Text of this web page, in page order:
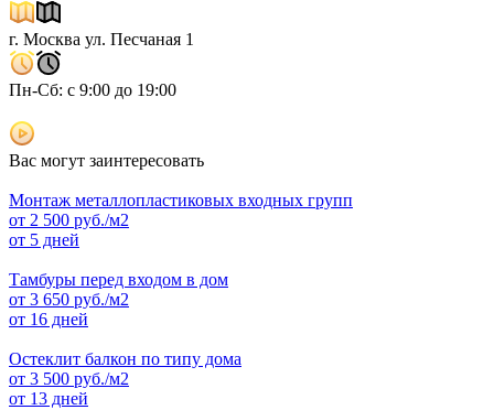
г. Москва ул. Песчаная 1
Пн-Сб: с 9:00 до 19:00
Вас могут заинтересовать
Монтаж металлопластиковых входных групп
от 2 500 руб./м2
от 5 дней
Тамбуры перед входом в дом
от 3 650 руб./м2
от 16 дней
Остеклит балкон по типу дома
от 3 500 руб./м2
от 13 дней